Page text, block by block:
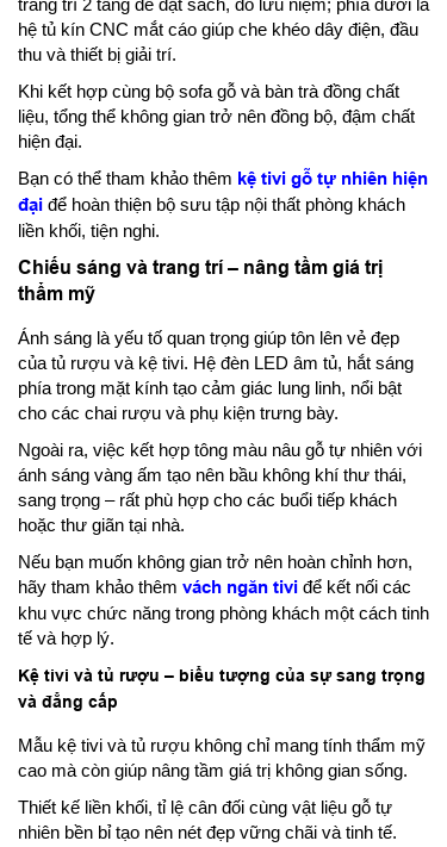
hệ tủ kín CNC mắt cáo giúp che khéo dây điện, đầu
thu và thiết bị giải trí.
Khi kết hợp cùng bộ sofa gỗ và bàn trà đồng chất
liệu, tổng thể không gian trở nên đồng bộ, đậm chất
hiện đại.
Bạn có thể tham khảo thêm kệ tivi gỗ tự nhiên hiện
đại để hoàn thiện bộ sưu tập nội thất phòng khách
liền khối, tiện nghi.
Chiếu sáng và trang trí – nâng tầm giá trị
thẩm mỹ
Ánh sáng là yếu tố quan trọng giúp tôn lên vẻ đẹp
của tủ rượu và kệ tivi. Hệ đèn LED âm tủ, hắt sáng
phía trong mặt kính tạo cảm giác lung linh, nổi bật
cho các chai rượu và phụ kiện trưng bày.
Ngoài ra, việc kết hợp tông màu nâu gỗ tự nhiên với
ánh sáng vàng ấm tạo nên bầu không khí thư thái,
sang trọng – rất phù hợp cho các buổi tiếp khách
hoặc thư giãn tại nhà.
Nếu bạn muốn không gian trở nên hoàn chỉnh hơn,
hãy tham khảo thêm vách ngăn tivi để kết nối các
khu vực chức năng trong phòng khách một cách tinh
tế và hợp lý.
Kệ tivi và tủ rượu – biểu tượng của sự sang trọng
và đẳng cấp
Mẫu kệ tivi và tủ rượu không chỉ mang tính thẩm mỹ
cao mà còn giúp nâng tầm giá trị không gian sống.
Thiết kế liền khối, tỉ lệ cân đối cùng vật liệu gỗ tự
nhiên bền bỉ tạo nên nét đẹp vững chãi và tinh tế.